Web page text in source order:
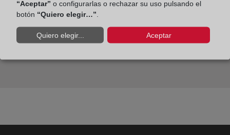
“Aceptar” o configurarlas o rechazar su uso pulsando el
botón “Quiero elegir…”
Quiero elegir... Aceptar